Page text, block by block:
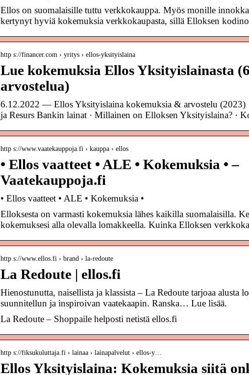
Ellos on suomalaisille tuttu verkkokauppa. Myös monille
kertynyt hyviä kokemuksia verkkokaupasta, sillä Elloksen
http s://financer.com › yritys › ellos-yksityislaina
Lue kokemuksia Ellos Yksityislainasta (6
arvostelua)
6.12.2022 — Ellos Yksityislaina kokemuksia & arvostelu (2023)
ja Resurs Bankin lainat · Millainen on Elloksen Yksityislaina? ·
http s://www.vaatekauppoja.fi › kauppa › ellos
• Ellos vaatteet • ALE • Kokemuksia • –
Vaatekauppoja.fi
• Ellos vaatteet • ALE • Kokemuksia •
Elloksesta on varmasti kokemuksia lähes kaikilla suomalaisilla.
kokemuksesi alla olevalla lomakkeella. Kuinka Elloksen
http s://www.ellos.fi › brand › la-redoute
La Redoute | ellos.fi
Hienostunutta, naisellista ja klassista – La Redoute tarjoaa alusta
suunnitellun ja inspiroivan vaatekaapin. Ranska… Lue lisää.
La Redoute – Shoppaile helposti netistä ellos.fi
http s://fiksukuluttaja.fi › lainaa › lainapalvelut › ellos-y…
Ellos Yksityislaina: Kokemuksia siitä